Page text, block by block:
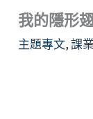
我的隱形
主題專文,課